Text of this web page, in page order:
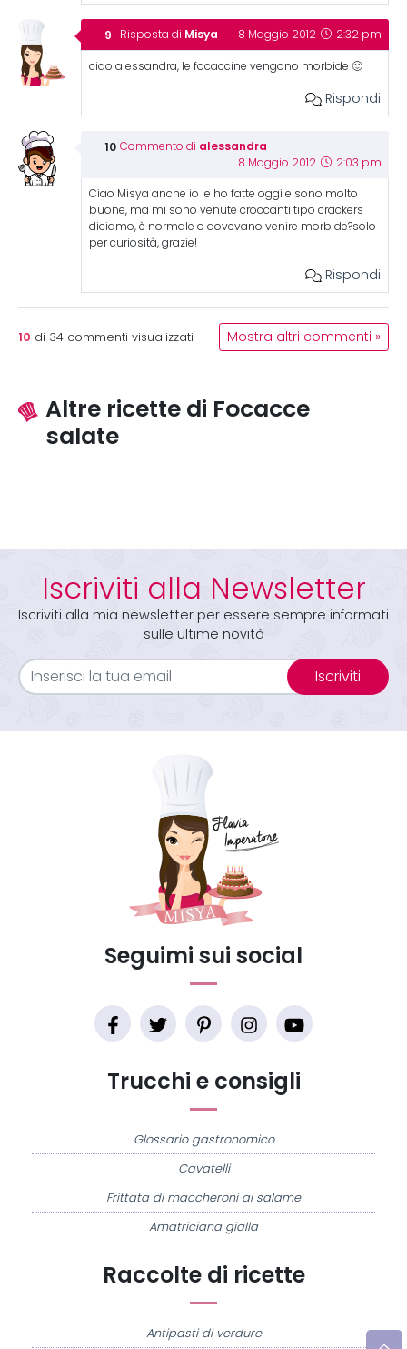
Risposta di Misya 8 Maggio 2012 2:32 pm
ciao alessandra, le focaccine vengono morbide 🙂
Rispondi
Commento di alessandra
8 Maggio 2012 2:03 pm
Ciao Misya anche io le ho fatte oggi e sono molto
buone, ma mi sono venute croccanti tipo crackers
diciamo, è normale o dovevano venire morbide?solo
per curiosità, grazie!
Rispondi
10 di 34 commenti visualizzati Mostra altri commenti »
Altre ricette di Focacce
salate
Iscriviti alla Newsletter
Iscriviti alla mia newsletter per essere sempre informati
sulle ultime novità
Iscriviti
Raccolte di ricette
Antipasti di verdure
Trucchi e consigli
Glossario gastronomico
Cavatelli
Frittata di maccheroni al salame
Amatriciana gialla
Seguimi sui social